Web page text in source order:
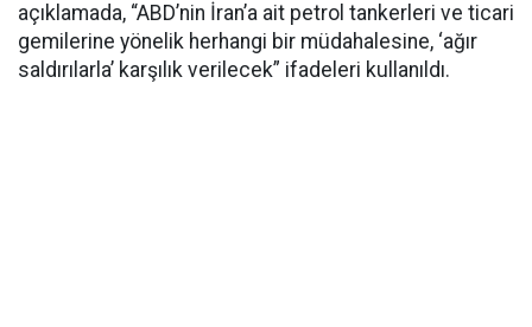
açıklamada, “ABD’nin İran’a ait petrol tankerleri ve ticari
gemilerine yönelik herhangi bir müdahalesine, ‘ağır
saldırılarla’ karşılık verilecek” ifadeleri kullanıldı.